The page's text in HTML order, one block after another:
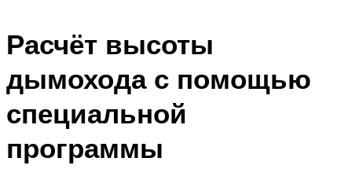
Расчёт высоты
дымохода с помощью
специальной
программы